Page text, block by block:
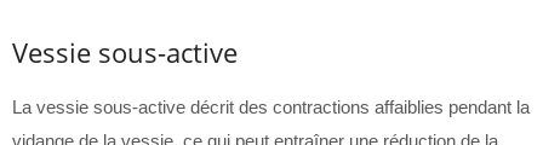
Vessie sous-active
La vessie sous-active décrit des contractions affaiblies pendant la
vidange de la vessie, ce qui peut entraîner une réduction de la